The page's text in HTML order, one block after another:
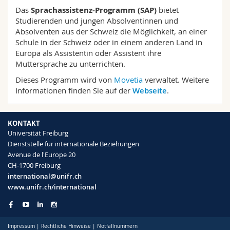
Math.-Nat. und Med. Fak.
Interfakultär
Mitarbeitende
Doktorierende
Webmail
Vorlesungsverzeichnis
MyUnifr
Das Sprachassistenz-Programm (SAP) bietet
Studierenden und jungen Absolventinnen und
Absolventen aus der Schweiz die Möglichkeit, an einer
Schule in der Schweiz oder in einem anderen Land in
Europa als Assistentin oder Assistent ihre
Muttersprache zu unterrichten.
Dieses Programm wird von Movetia verwaltet. Weitere
Informationen finden Sie auf der Webseite.
KONTAKT
Universität Freiburg
Dienststelle für internationale Beziehungen
Avenue de l'Europe 20
CH-1700 Freiburg
international@unifr.ch
www.unifr.ch/international
Impressum | Rechtliche Hinweise | Notfallnummern